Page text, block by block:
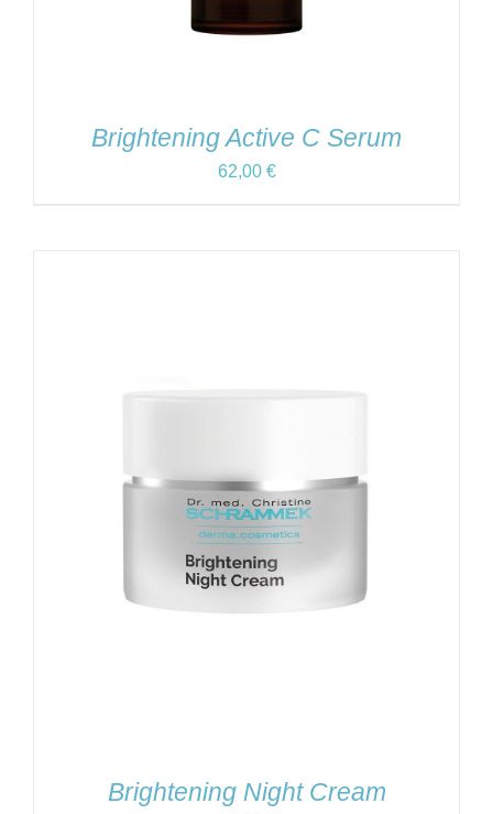
Brightening Active C Serum
62,00 €
Brightening Night Cream